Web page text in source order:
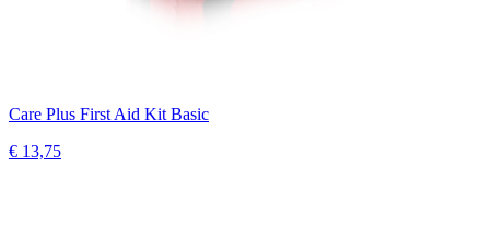
Care Plus First Aid Kit Basic
€ 13,75